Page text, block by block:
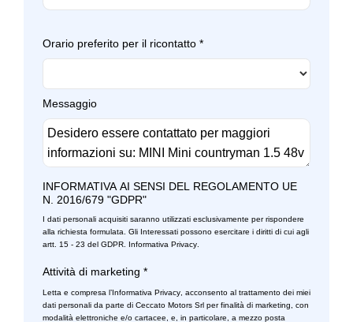
Teleservices
Volante sportivo
Orario preferito per il ricontatto *
Messaggio
INFORMATIVA AI SENSI DEL REGOLAMENTO UE
N. 2016/679 "GDPR"
I dati personali acquisiti saranno utilizzati esclusivamente per rispondere
alla richiesta formulata. Gli Interessati possono esercitare i diritti di cui agli
artt. 15 - 23 del GDPR.
Informativa Privacy.
Attività di marketing *
Letta e compresa l’ Informativa Privacy, acconsento al trattamento dei miei
dati personali da parte di Ceccato Motors Srl per finalità di marketing, con
modalità elettroniche e/o cartacee, e, in particolare, a mezzo posta